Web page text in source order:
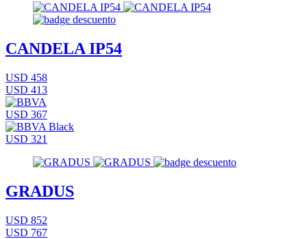
CANDELA IP54
USD 458
USD 413
USD 367
USD 321
GRADUS
USD 852
USD 767